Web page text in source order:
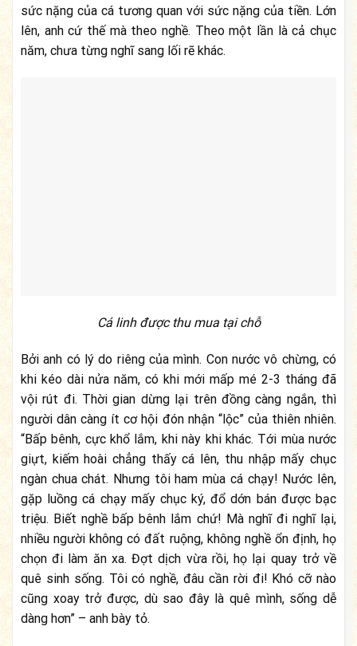
sức nặng của cá tương quan với sức nặng của tiền. Lớn
lên, anh cứ thế mà theo nghề. Theo một lần là cả chục
năm, chưa từng nghĩ sang lối rẽ khác.
Cá linh được thu mua tại chỗ
Bởi anh có lý do riêng của mình. Con nước vô chừng, có
khi kéo dài nửa năm, có khi mới mấp mé 2-3 tháng đã
vội rút đi. Thời gian dừng lại trên đồng càng ngắn, thì
người dân càng ít cơ hội đón nhận “lộc” của thiên nhiên.
“Bấp bênh, cực khổ lắm, khi này khi khác. Tới mùa nước
giựt, kiếm hoài chẳng thấy cá lên, thu nhập mấy chục
ngàn chua chát. Nhưng tôi ham mùa cá chạy! Nước lên,
gặp luồng cá chạy mấy chục ký, đổ dớn bán được bạc
triệu. Biết nghề bấp bênh lắm chứ! Mà nghĩ đi nghĩ lại,
nhiều người không có đất ruộng, không nghề ổn định, họ
chọn đi làm ăn xa. Đợt dịch vừa rồi, họ lại quay trở về
quê sinh sống. Tôi có nghề, đâu cần rời đi! Khó cỡ nào
cũng xoay trở được, dù sao đây là quê mình, sống dễ
dàng hơn” – anh bày tỏ.